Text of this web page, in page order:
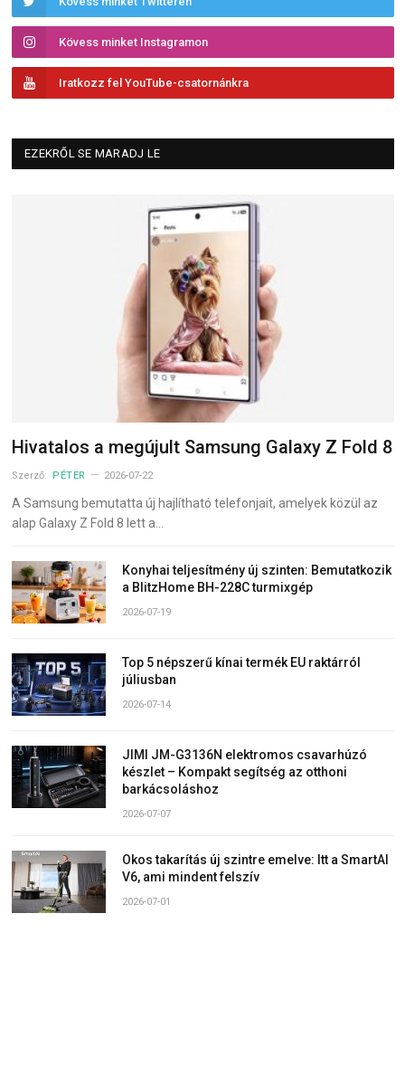
Kövess minket Instagramon
Iratkozz fel YouTube-csatornánkra
EZEKRŐL SE MARADJ LE
Hivatalos a megújult Samsung Galaxy Z Fold 8
Szerző: PÉTER 2026-07-22
A Samsung bemutatta új hajlítható telefonjait, amelyek közül az
alap Galaxy Z Fold 8 lett a…
Konyhai teljesítmény új szinten: Bemutatkozik
a BlitzHome BH-228C turmixgép
2026-07-19
Top 5 népszerű kínai termék EU raktárról
júliusban
2026-07-14
JIMI JM-G3136N elektromos csavarhúzó
készlet – Kompakt segítség az otthoni
barkácsoláshoz
2026-07-07
Okos takarítás új szintre emelve: Itt a SmartAI
V6, ami mindent felszív
2026-07-01